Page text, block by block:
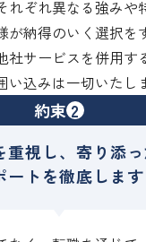
れぞれ異なる強みや
が納得のいく選択を
社サービスを併用す
込みは一切いたし
約束 2
重視し、寄り添っ
ートを徹底します